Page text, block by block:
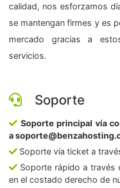
calidad, nos esforzamos
se mantengan firmes y es
mercado gracias a
servicios.
Soporte
Soporte principal vía
a
Soporte vía ticket a
Soporte rápido a través
en el costado derecho de